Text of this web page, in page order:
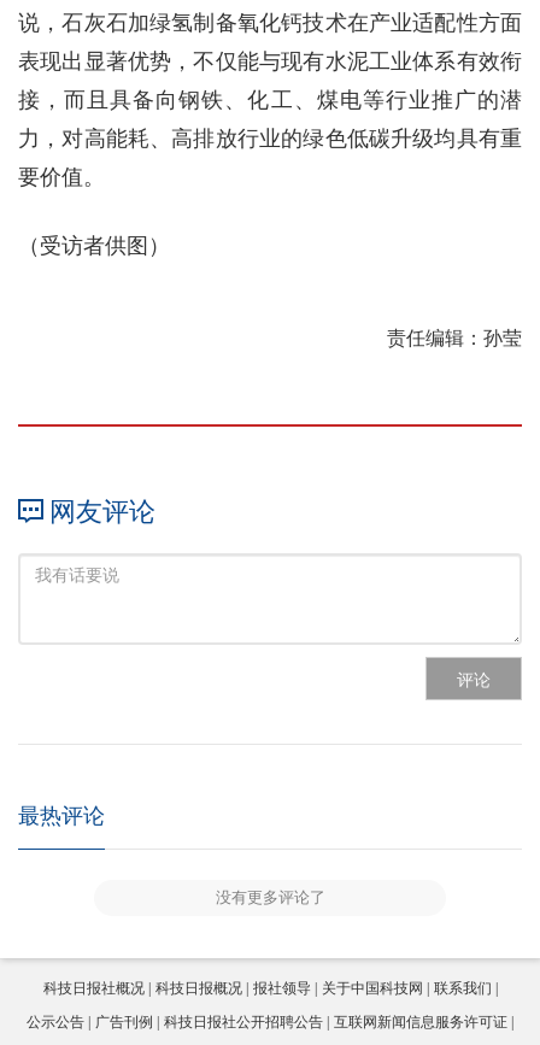
说，石灰石加绿氢制备氧化钙技术在产业适配性方面
表现出显著优势，不仅能与现有水泥工业体系有效衔
接，而且具备向钢铁、化工、煤电等行业推广的潜
力，对高能耗、高排放行业的绿色低碳升级均具有重
要价值。
（受访者供图）
责任编辑：孙莹
网友评论
评论
最热评论
没有更多评论了
科技日报社概况 科技日报概况 报社领导 关于中国科技网
联系我们
公示公告
广告刊例 科技日报社公开招聘公告 互联网新闻信息服务许可证